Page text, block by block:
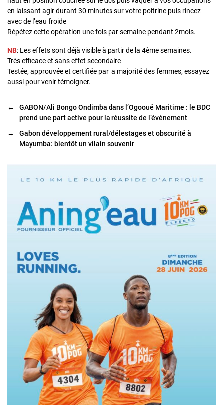
en laissant agir durant 30 minutes sur votre poitrine puis rincez
avec de l’eau froide
Répétez cette opération une fois par semaine pendant 2mois.
NB: Les effets sont déjà visible à partir de la 4ème semaines.
Très efficace et sans effet secondaire
Testée, approuvée et certifiée par la majorité des femmes, essayez
aussi pour venir témoigner.
←
GABON/Ali Bongo Ondimba dans l’Ogooué Maritime : le BDC
prend une part active pour la réussite de l’événement
→
Gabon développement rural/délestages et obscurité à
Mayumba: bientôt un vilain souvenir